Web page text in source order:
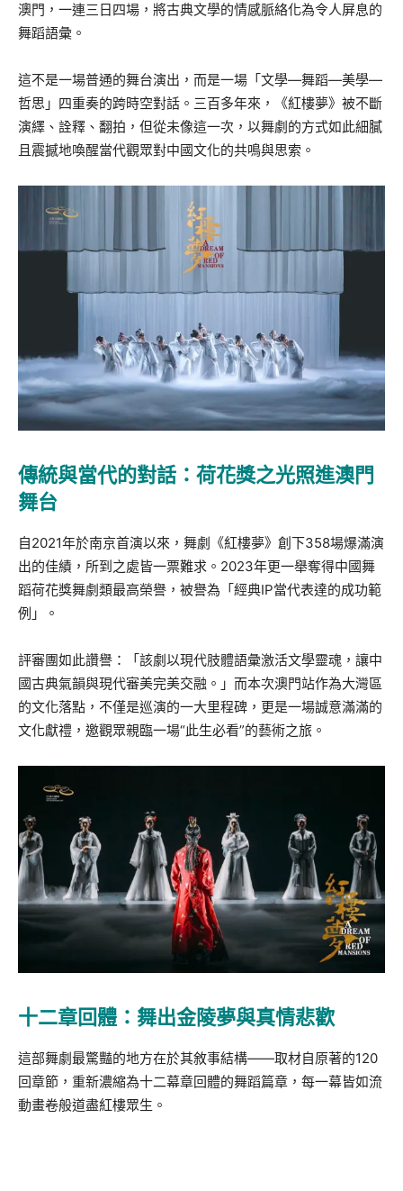
澳門，一連三日四場，將古典文學的情感脈絡化為令人屏息的
舞蹈語彙。
這不是一場普通的舞台演出，而是一場「文學—舞蹈—美學—
哲思」四重奏的跨時空對話。三百多年來，《紅樓夢》被不斷
演繹、詮釋、翻拍，但從未像這一次，以舞劇的方式如此細膩
且震撼地喚醒當代觀眾對中國文化的共鳴與思索。
傳統與當代的對話：荷花獎之光照進澳門
舞台
自2021年於南京首演以來，舞劇《紅樓夢》創下358場爆滿演
出的佳績，所到之處皆一票難求。2023年更一舉奪得中國舞
蹈荷花獎舞劇類最高榮譽，被譽為「經典IP當代表達的成功範
例」。
評審團如此讚譽：「該劇以現代肢體語彙激活文學靈魂，讓中
國古典氣韻與現代審美完美交融。」而本次澳門站作為大灣區
的文化落點，不僅是巡演的一大里程碑，更是一場誠意滿滿的
文化獻禮，邀觀眾親臨一場“此生必看”的藝術之旅。
十二章回體：舞出金陵夢與真情悲歡
這部舞劇最驚豔的地方在於其敘事結構——取材自原著的120
回章節，重新濃縮為十二幕章回體的舞蹈篇章，每一幕皆如流
動畫卷般道盡紅樓眾生。